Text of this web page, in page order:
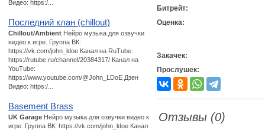
Видео: https:/...
Последний клан (chillout)
Chillout/Ambient Нейро музыка для озвучки
видео к игре. Группа ВК:
https://vk.com/john_ldoe Канал на RuTube:
https://rutube.ru/channel/20384317/ Канал на
YouTube:
https://www.youtube.com/@John_LDoE Дзен
Видео: https:/...
Basement Brass
UK Garage Нейро музыка для озвучки видео к
игре. Группа ВК: https://vk.com/john_ldoe Канал
Битрейт:
Оценка:
Закачек:
Прослушек:
Отзывы (0)